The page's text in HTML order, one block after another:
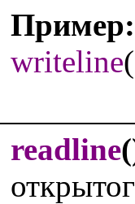
Пример:
writeline(
readline